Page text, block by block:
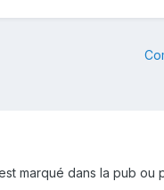
marqué dans la pub ou